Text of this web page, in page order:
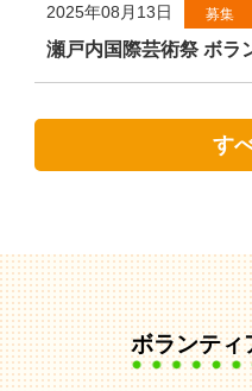
2025年08月13日 募集
瀬戸内国際芸術祭 ボラ
す
ボランティ